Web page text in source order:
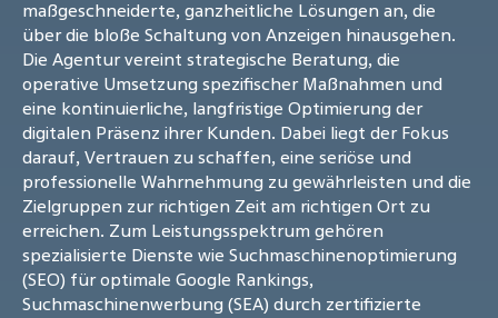
maßgeschneiderte, ganzheitliche Lösungen an, die
über die bloße Schaltung von Anzeigen hinausgehen.
Die Agentur vereint strategische Beratung, die
operative Umsetzung spezifischer Maßnahmen und
eine kontinuierliche, langfristige Optimierung der
digitalen Präsenz ihrer Kunden. Dabei liegt der Fokus
darauf, Vertrauen zu schaffen, eine seriöse und
professionelle Wahrnehmung zu gewährleisten und die
Zielgruppen zur richtigen Zeit am richtigen Ort zu
erreichen. Zum Leistungsspektrum gehören
spezialisierte Dienste wie Suchmaschinenoptimierung
(SEO) für optimale Google Rankings,
Suchmaschinenwerbung (SEA) durch zertifizierte